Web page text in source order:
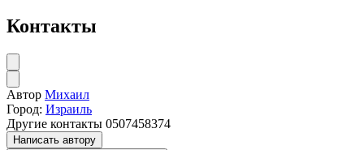
Контакты
Автор Михаил
Город: Израиль
Другие контакты 0507458374
Написать автору